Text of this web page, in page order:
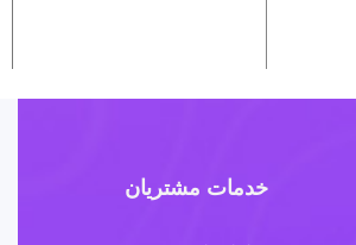
خدمات مشتریان